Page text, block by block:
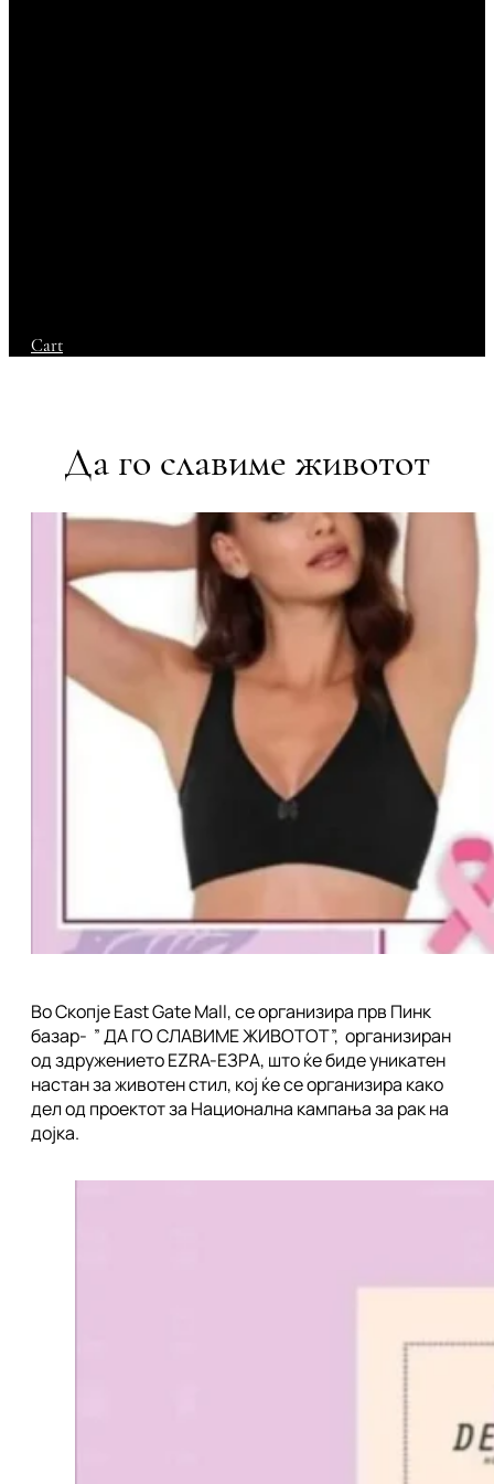
Cart
Да го славиме животот
Во Скопје East Gate Mall, се организира прв Пинк
базар- ” ДА ГО СЛАВИМЕ ЖИВОТОТ”, организиран
од здружението EZRA-ЕЗРА, што ќе биде уникатен
настан за животен стил, кој ќе се организира како
дел од проектот за Национална кампања за рак на
дојка.